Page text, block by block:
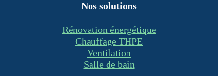
Nos solutions
Rénovation énergétique
Chauffage THPE
Ventilation
Salle de bain